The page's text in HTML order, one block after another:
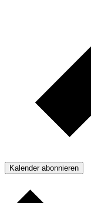
Kalender abonnieren